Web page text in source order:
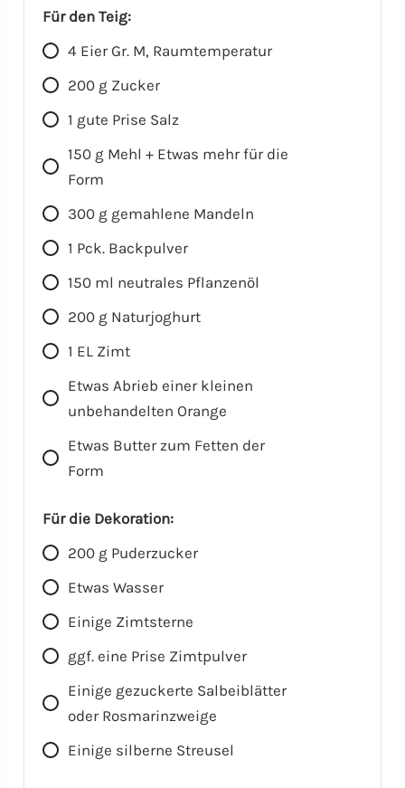
Für den Teig:
4 Eier Gr. M, Raumtemperatur
200 g Zucker
1 gute Prise Salz
150 g Mehl + Etwas mehr für die
Form
300 g gemahlene Mandeln
1 Pck. Backpulver
150 ml neutrales Pflanzenöl
200 g Naturjoghurt
1 EL Zimt
Etwas Abrieb einer kleinen
unbehandelten Orange
Etwas Butter zum Fetten der
Form
Für die Dekoration:
200 g Puderzucker
Etwas Wasser
Einige Zimtsterne
ggf. eine Prise Zimtpulver
Einige gezuckerte Salbeiblätter
oder Rosmarinzweige
Einige silberne Streusel